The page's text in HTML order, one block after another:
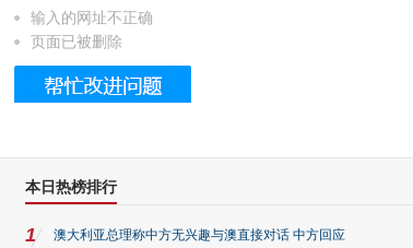
，还原了600岁的紫禁城
输入的网址不正确
页面已被删除
本日热榜排行
1 澳大利亚总理称中方无兴趣与澳直接对话 中方回应